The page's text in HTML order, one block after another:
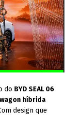
do BYD SEAL 06
híbrida
design que